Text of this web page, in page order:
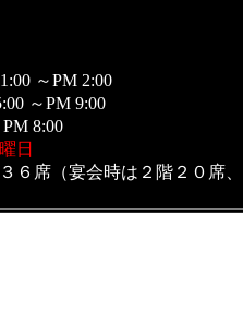
～PM 2:00
～PM 9:00
8:00
日
（宴会時は２階２０席、